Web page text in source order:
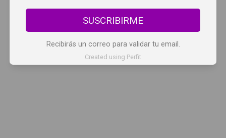
SUSCRIBIRME
Recibirás un correo para validar tu email.
Created using Perfit